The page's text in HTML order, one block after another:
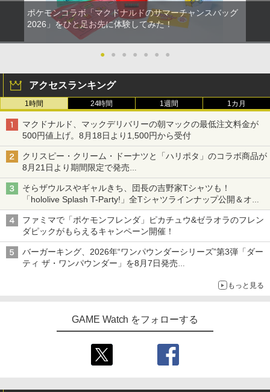
ポケモンコラボ「マクドナルドのサマーチャンスバッグ
2026」をひと足お先に体験してみた！
● ● ● ● ● ● ●
アクセスランキング
1時間 24時間 1週間 1カ月
マクドナルド、マックデリバリーの朝マックの最低注文料金が
500円値上げ。8月18日より1,500円から受付
クリスピー・クリーム・ドーナツと「ハリポタ」のコラボ商品が
8月21日より期間限定で発売
組分け帽子ドーナツなど見た目も楽しい商品が登場
そらザウルスやギャルきち、団長の吉野家Tシャツも！
「hololive Splash T-Party!」全Tシャツラインナップ公開＆オン
ライン販売開始
ファミマで「ポケモンフレンダ」ピカチュウ&ゼラオラのフレン
ダピックがもらえるキャンペーン開催！
バーガーキング、2026年“ワンパウンダーシリーズ”第3弾「ダー
ティ ザ・ワンパウンダー」を8月7日発売
もっと見る
GAME Watch をフォローする